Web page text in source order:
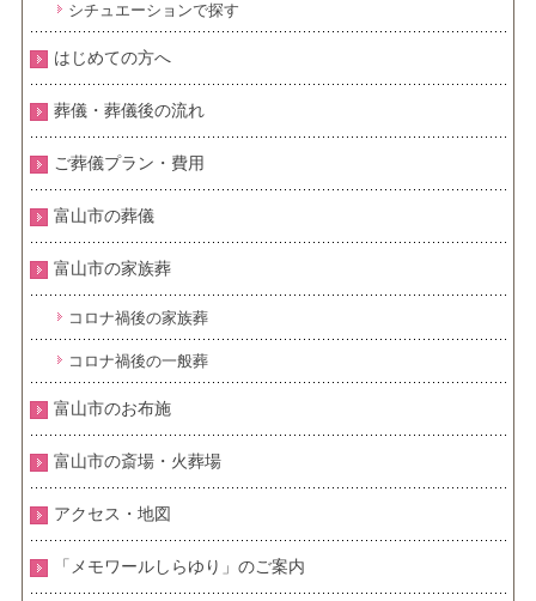
シチュエーションで探す
はじめての方へ
葬儀・葬儀後の流れ
ご葬儀プラン・費用
富山市の葬儀
富山市の家族葬
コロナ禍後の家族葬
コロナ禍後の一般葬
富山市のお布施
富山市の斎場・火葬場
アクセス・地図
「メモワールしらゆり」のご案内